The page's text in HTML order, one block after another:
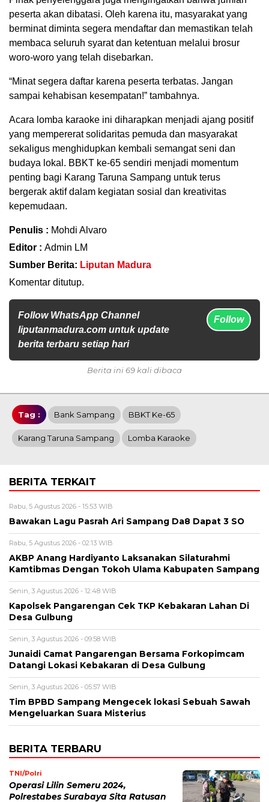
peserta akan dibatasi. Oleh karena itu, masyarakat yang
berminat diminta segera mendaftar dan memastikan telah
membaca seluruh syarat dan ketentuan melalui brosur
woro-woro yang telah disebarkan.
“Minat segera daftar karena peserta terbatas. Jangan
sampai kehabisan kesempatan!” tambahnya.
Acara lomba karaoke ini diharapkan menjadi ajang positif
yang mempererat solidaritas pemuda dan masyarakat
sekaligus menghidupkan kembali semangat seni dan
budaya lokal. BBKT ke-65 sendiri menjadi momentum
penting bagi Karang Taruna Sampang untuk terus
bergerak aktif dalam kegiatan sosial dan kreativitas
kepemudaan.
Penulis : Mohdi Alvaro
Editor : Admin LM
Sumber Berita: Liputan Madura
Komentar ditutup.
Follow WhatsApp Channel
liputanmadura.com untuk update
berita terbaru setiap hari
Follow
Berita ini 69 kali dibaca
Tag : Bank Sampang BBKT Ke-65
Karang Taruna Sampang Lomba Karaoke
BERITA TERKAIT
Rabu, 5 Agustus 2026 - 15:53 WIB
Bawakan Lagu Pasrah Ari Sampang Da8 Dapat 3 SO
Rabu, 5 Agustus 2026 - 02:13 WIB
AKBP Anang Hardiyanto Laksanakan Silaturahmi
Kamtibmas Dengan Tokoh Ulama Kabupaten Sampang
Senin, 3 Agustus 2026 - 12:48 WIB
Kapolsek Pangarengan Cek TKP Kebakaran Lahan Di
Desa Gulbung
Senin, 3 Agustus 2026 - 09:58 WIB
Junaidi Camat Pangarengan Bersama Forkopimcam
Datangi Lokasi Kebakaran di Desa Gulbung
Senin, 3 Agustus 2026 - 05:57 WIB
Tim BPBD Sampang Mengecek lokasi Sebuah Sawah
Mengeluarkan Suara Misterius
BERITA TERBARU
TNI/Polri
Operasi Lilin Semeru 2024,
Polrestabes Surabaya Sita Ratusan